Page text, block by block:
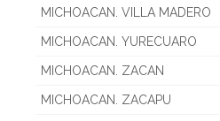
MICHOACAN. VILLA MADERO
MICHOACAN. YURECUARO
MICHOACAN. ZACAN
MICHOACAN. ZACAPU